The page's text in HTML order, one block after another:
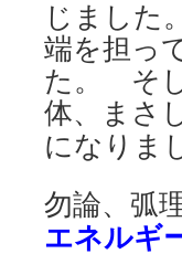
じました
端を担っ
た。 そ
体、まさ
になりま
勿論、弧
エネルギ